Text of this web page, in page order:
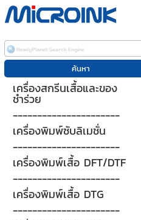
เครื่องสกรีนเสื้อและของ
ชำร่วย
----------------------
เครื่องพิมพ์ซับลิเมชั่น
----------------------
เครื่องพิมพ์เสื้อ DFT/DTF
----------------------
เครื่องพิมพ์เสื้อ DTG
----------------------